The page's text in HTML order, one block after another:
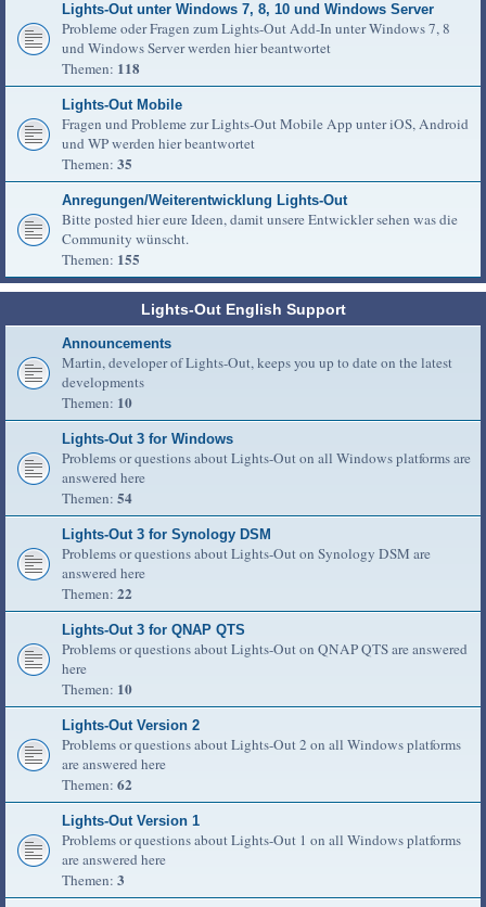
Lights-Out unter Windows 7, 8, 10 und Windows Server
Probleme oder Fragen zum Lights-Out Add-In unter Windows 7, 8
und Windows Server werden hier beantwortet
Themen: 118
Lights-Out Mobile
Fragen und Probleme zur Lights-Out Mobile App unter iOS, Android
und WP werden hier beantwortet
Themen: 35
Anregungen/Weiterentwicklung Lights-Out
Bitte posted hier eure Ideen, damit unsere Entwickler sehen was die
Community wünscht.
Themen: 155
Lights-Out English Support
Announcements
Martin, developer of Lights-Out, keeps you up to date on the latest
developments
Themen: 10
Lights-Out 3 for Windows
Problems or questions about Lights-Out on all Windows platforms are
answered here
Themen: 54
Lights-Out 3 for Synology DSM
Problems or questions about Lights-Out on Synology DSM are
answered here
Themen: 22
Lights-Out 3 for QNAP QTS
Problems or questions about Lights-Out on QNAP QTS are answered
here
Themen: 10
Lights-Out Version 2
Problems or questions about Lights-Out 2 on all Windows platforms
are answered here
Themen: 62
Lights-Out Version 1
Problems or questions about Lights-Out 1 on all Windows platforms
are answered here
Themen: 3